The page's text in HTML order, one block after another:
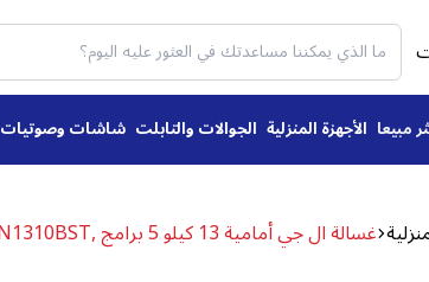
مبيعا الأجهزة المنزلية الجوالات والتابلت شاشات وصوتيات
غسالة ال جي أمامية 13 كيلو 5 برامج ,Essense Graphite, WFN1310BST